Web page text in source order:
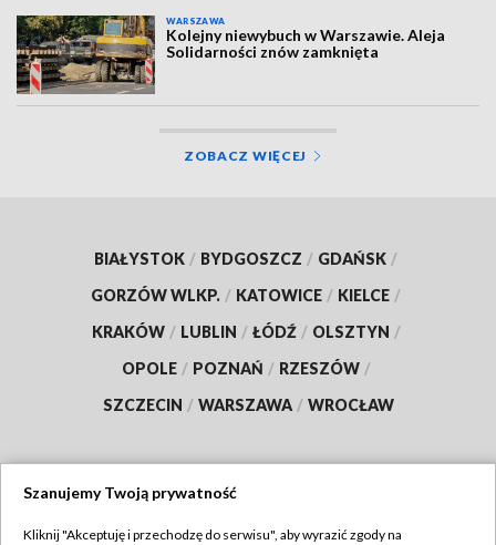
WARSZAWA
Kolejny niewybuch w Warszawie. Aleja
Solidarności znów zamknięta
ZOBACZ WIĘCEJ
BIAŁYSTOK / BYDGOSZCZ / GDAŃSK /
GORZÓW WLKP. / KATOWICE / KIELCE /
KRAKÓW / LUBLIN / ŁÓDŹ / OLSZTYN /
OPOLE / POZNAŃ / RZESZÓW /
SZCZECIN / WARSZAWA / WROCŁAW
Szanujemy Twoją prywatność
Kliknij "Akceptuję i przechodzę do serwisu", aby wyrazić zgody na